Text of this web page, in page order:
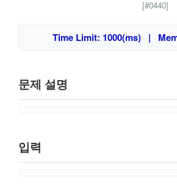
[#0440]
Time Limit: 1000(ms) |
문제 설명
입력